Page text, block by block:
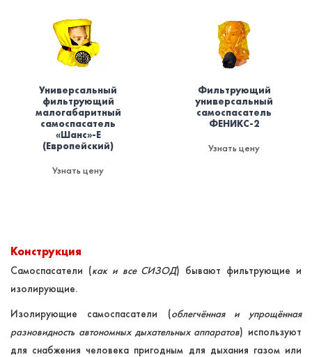
Универсальный
фильтрующий
малогабаритный
самоспасатель
«Шанс»-Е
(Европейский)
Узнать цену
Фильтрующий
универсальный
самоспасатель
ФЕНИКС-2
Узнать цену
Конструкция
Самоспасатели (как и все СИЗОД) бывают фильтрующие и
изолирующие.
Изолирующие самоспасатели (облегчённая и упрощённая
разновидность автономных дыхательных аппаратов) используют
для снабжения человека пригодным для дыхания газом или